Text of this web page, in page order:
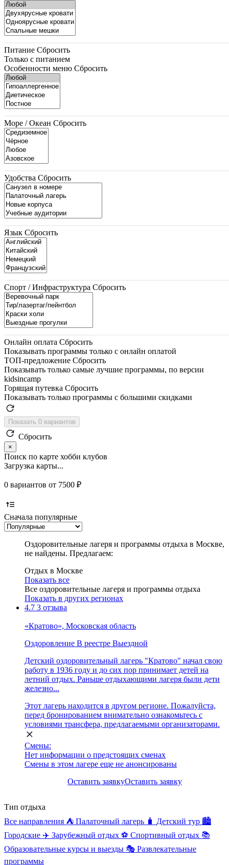
Питание Сбросить
Только с питанием
Особенности меню Сбросить
Море / Океан Сбросить
Удобства Сбросить
Язык Сбросить
Спорт / Инфраструктура Сбросить
Онлайн оплата Сбросить
Показывать программы только с онлайн оплатой
ТОП-предложение Сбросить
Показывать только самые лучшие программы, по версии
kidsincamp
Горящая путевка Сбросить
Показывать только программы с большими скидками
Показать 0 вариантов
Сбросить
×
Поиск по карте хобби клубов
Загрузка карты...
0 вариантов от 7500 ₽
Сначала популярные
Оздоровительные лагеря и программы отдыха в Москве,
не найдены. Предлагаем:
Отдых в Москве
Показать все
Все оздоровительные лагеря и программы отдыха
Показать в других регионах
4.7 3 отзыва
«Кратово», Московская область
Оздоровление В реестре Выездной
Детский оздоровительный лагерь "Кратово" начал свою
работу в 1936 году и до сих пор принимает детей на
летний отдых. Раньше отдыхающими лагеря были дети
железно...
Этот лагерь находится в другом регионе. Пожалуйста,
перед бронированием внимательно ознакомьтесь с
условиями трансфера, предлагаемыми организаторами.
Смены:
Нет информации о предстоящих сменах
Смены в этом лагере еще не анонсированы
Оставить заявкуОставить заявку
Тип отдыха
Все направления ⛺ Палаточный лагерь 🧳 Детский тур 🏙️
Городские ✈️ Зарубежный отдых ⚽ Спортивный отдых 📚
Образовательные курсы и выезды 🎭 Развлекательные
программы